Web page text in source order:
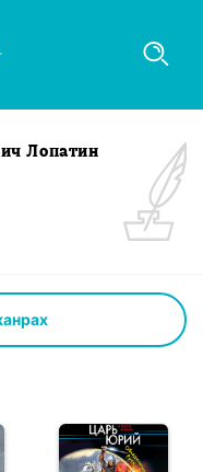
Лопатин